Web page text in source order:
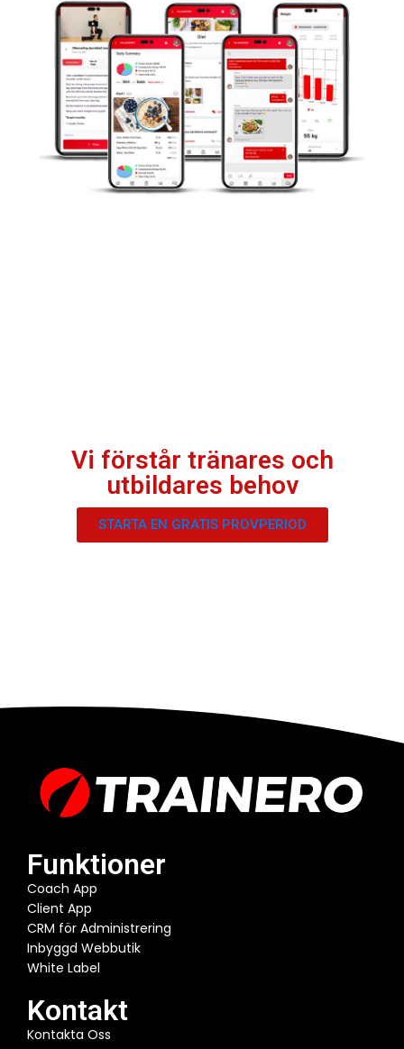
Vi förstår tränares och
utbildares behov
STARTA EN GRATIS PROVPERIOD
Funktioner
Coach App
Client App
CRM för Administrering
Inbyggd Webbutik
White Label
Kontakt
Kontakta Oss